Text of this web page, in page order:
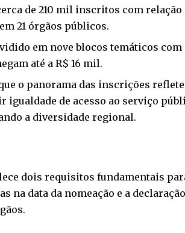
de 210 mil inscritos com relação
21 órgãos públicos.
em nove blocos temáticos com
até a R$ 16 mil.
o panorama das inscrições
igualdade de acesso ao serviço
a diversidade regional.
dois requisitos fundamentais
na data da nomeação e a